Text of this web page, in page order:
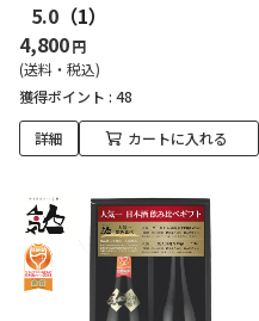
5.0 （1）
4,800円
(送料・税込)
獲得ポイント : 48
詳細 カートに入れる